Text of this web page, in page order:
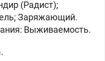
(Радист);
Заряжающий.
Выживаемость.
.